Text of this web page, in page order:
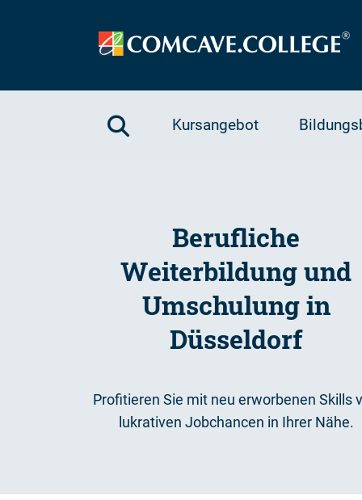
Kursangebot
Berufliche
Weiterbildung und
Umschulung in
Düsseldorf
Profitieren Sie mit neu erworbenen Skills
lukrativen Jobchancen in Ihrer Nähe.